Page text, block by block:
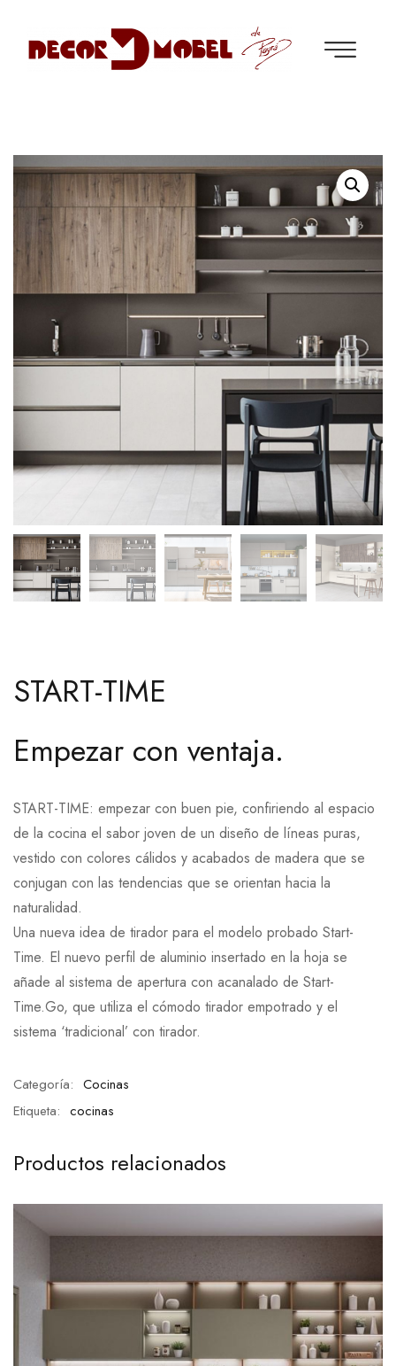
START-TIME
Empezar con ventaja.
START-TIME: empezar con buen pie, confiriendo al espacio
de la cocina el sabor joven de un diseño de líneas puras,
vestido con colores cálidos y acabados de madera que se
conjugan con las tendencias que se orientan hacia la
naturalidad.
Una nueva idea de tirador para el modelo probado Start-
Time. El nuevo perfil de aluminio insertado en la hoja se
añade al sistema de apertura con acanalado de Start-
Time.Go, que utiliza el cómodo tirador empotrado y el
sistema ‘tradicional’ con tirador.
Categoría: Cocinas
Etiqueta: cocinas
Productos relacionados